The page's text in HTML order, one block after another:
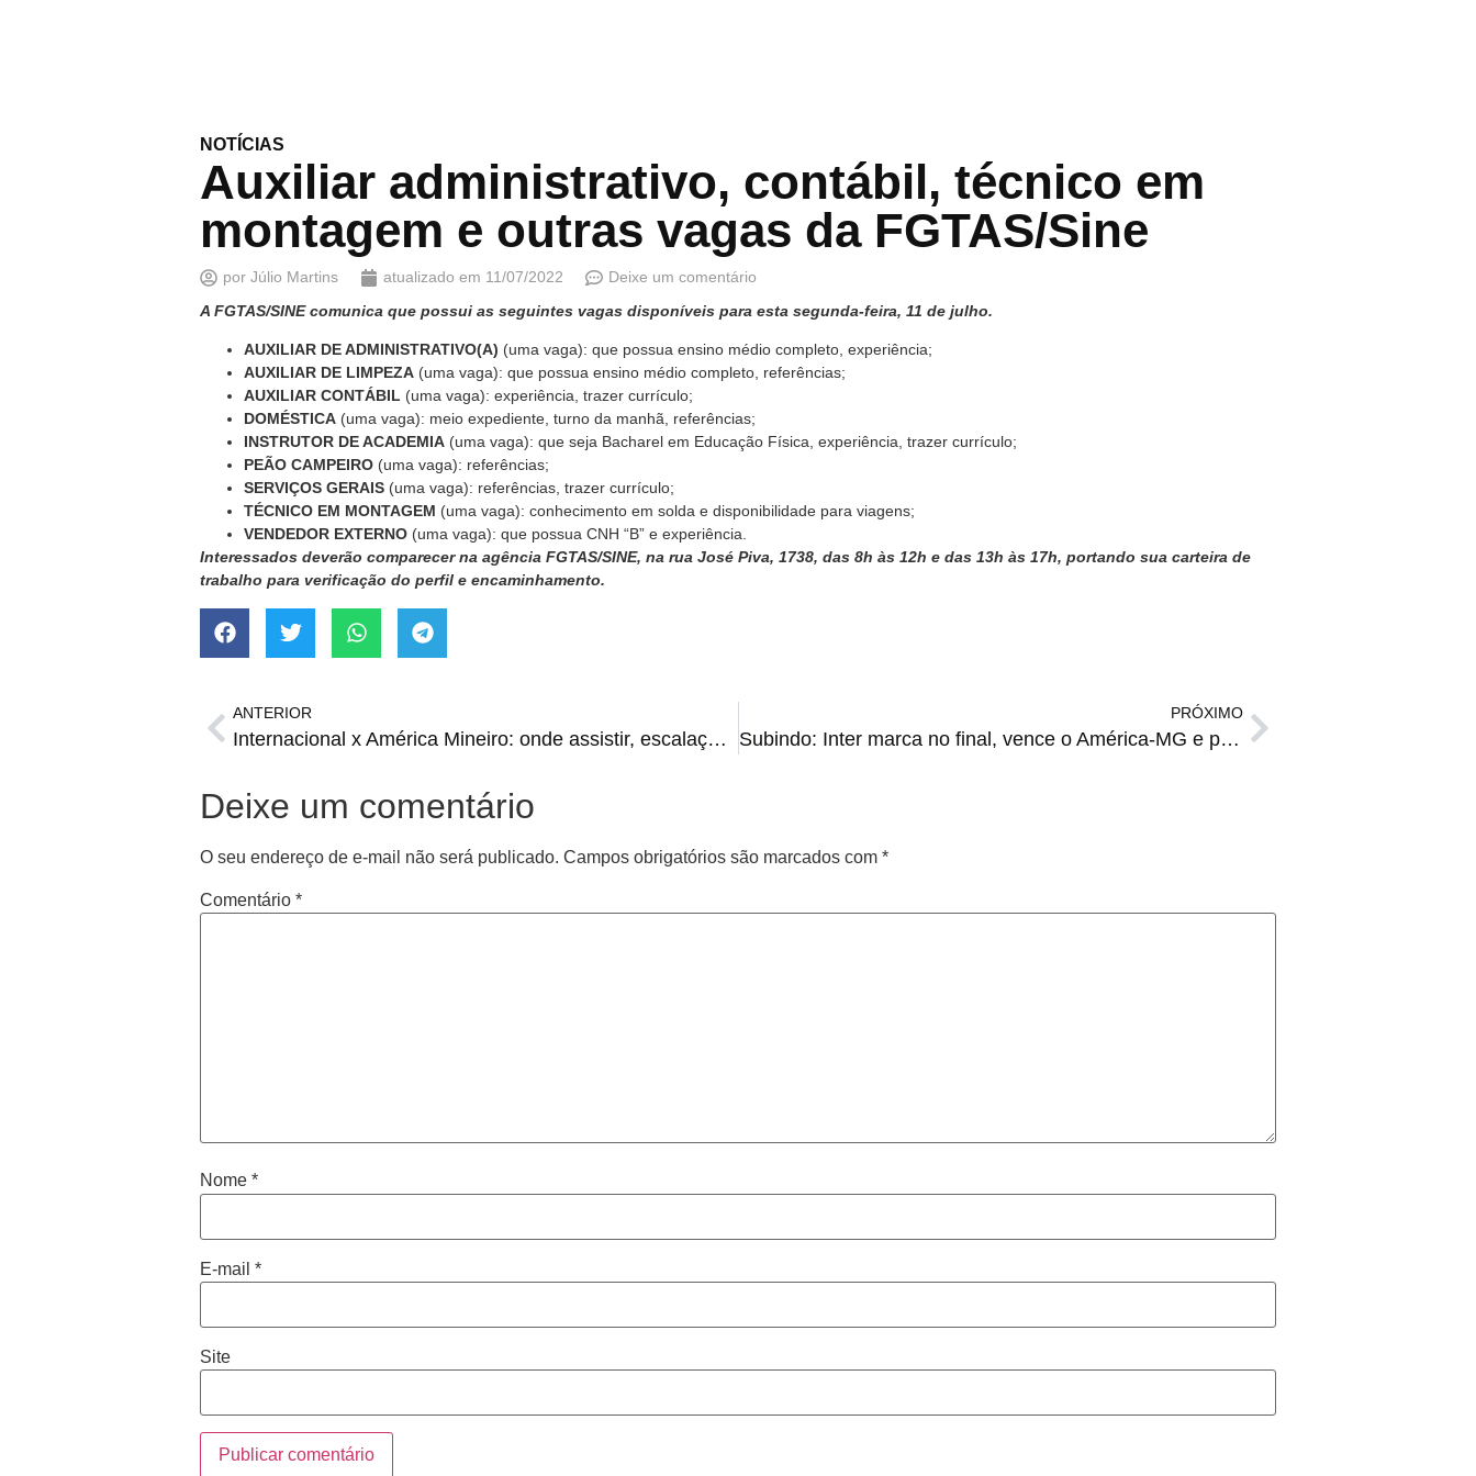
NOTÍCIAS
Auxiliar administrativo, contábil, técnico em
montagem e outras vagas da FGTAS/Sine
por Júlio Martins atualizado em 11/07/2022
Deixe um comentário
A FGTAS/SINE comunica que possui as seguintes vagas disponíveis para esta segunda-feira, 11 de julho.
AUXILIAR DE ADMINISTRATIVO(A) (uma vaga): que possua ensino médio completo, experiência;
AUXILIAR DE LIMPEZA (uma vaga): que possua ensino médio completo, referências;
AUXILIAR CONTÁBIL (uma vaga): experiência, trazer currículo;
DOMÉSTICA (uma vaga): meio expediente, turno da manhã, referências;
INSTRUTOR DE ACADEMIA (uma vaga): que seja Bacharel em Educação Física, experiência, trazer currículo;
PEÃO CAMPEIRO (uma vaga): referências;
SERVIÇOS GERAIS (uma vaga): referências, trazer currículo;
TÉCNICO EM MONTAGEM (uma vaga): conhecimento em solda e disponibilidade para viagens;
VENDEDOR EXTERNO (uma vaga): que possua CNH “B” e experiência.
Interessados deverão comparecer na agência FGTAS/SINE, na rua José Piva, 1738, das 8h às 12h e das 13h às 17h, portando sua carteira de
trabalho para verificação do perfil e encaminhamento.
ANTERIOR
Internacional x América Mineiro: onde assistir, escalações, horário e arbitragem
PRÓXIMO
Subindo: Inter marca no final, vence o América-MG e pula para terceiro no Brasilierão
Deixe um comentário
O seu endereço de e-mail não será publicado. Campos obrigatórios são marcados com *
Comentário *
Nome *
E-mail *
Site